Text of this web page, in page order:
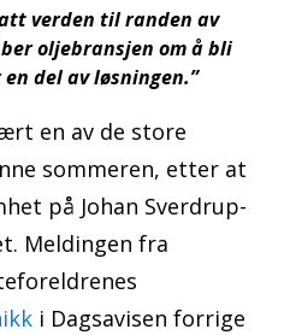
verden til randen av
oljebransjen om å bli
del av løsningen.”
en av de store
sommeren, etter at
på Johan Sverdrup-
Meldingen fra
i Dagsavisen forrige